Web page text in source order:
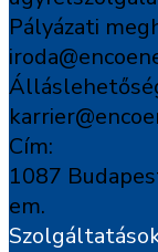
Pályázati
Cím:
1087
em.